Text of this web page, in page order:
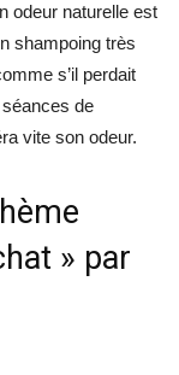
odeur naturelle est
shampoing très
s’il perdait
de
vite son odeur.
» par